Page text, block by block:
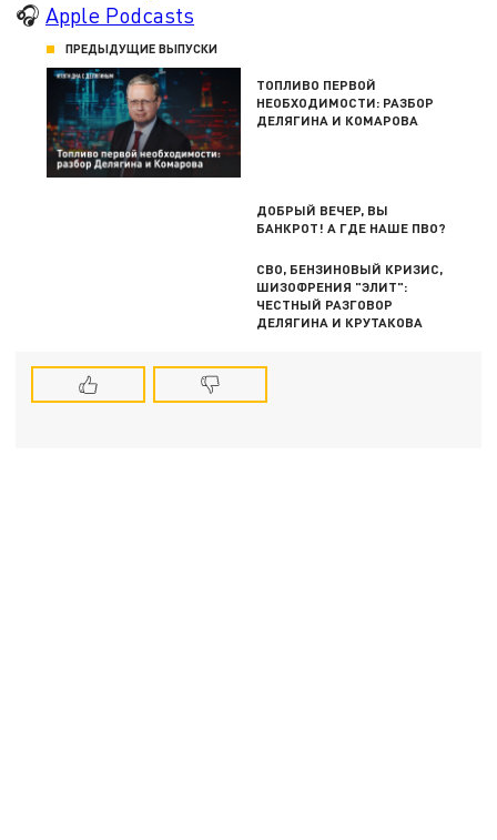
🎧 Apple Podcasts
ПРЕДЫДУЩИЕ ВЫПУСКИ
ТОПЛИВО ПЕРВОЙ
НЕОБХОДИМОСТИ: РАЗБОР
ДЕЛЯГИНА И КОМАРОВА
ДОБРЫЙ ВЕЧЕР, ВЫ
БАНКРОТ! А ГДЕ НАШЕ ПВО?
СВО, БЕНЗИНОВЫЙ КРИЗИС,
ШИЗОФРЕНИЯ "ЭЛИТ":
ЧЕСТНЫЙ РАЗГОВОР
ДЕЛЯГИНА И КРУТАКОВА